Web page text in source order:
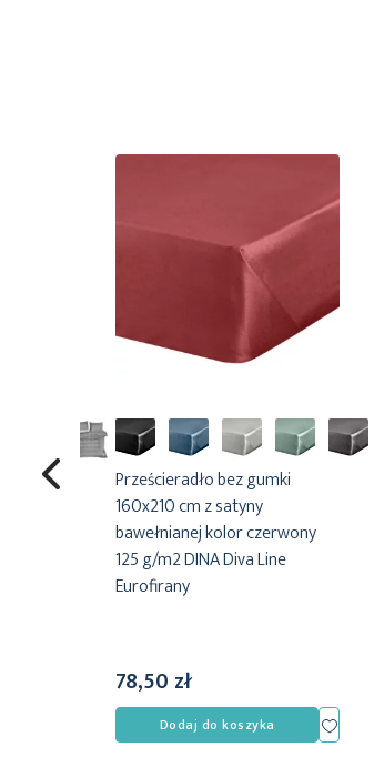
cm
Prześcieradło bez gumki
160x210 cm z satyny
bawełnianej kolor czerwony
125 g/m2 DINA Diva Line
Eurofirany
78,50 zł
Dodaj do koszyka
Dodaj
do